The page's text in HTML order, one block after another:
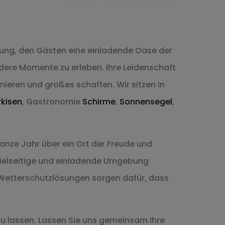
den Gästen eine einladende Oase der
Momente zu erleben. Ihre Leidenschaft
und großes schaffen. Wir sitzen in
, Gastronomie Schirme, Sonnensegel,
Jahr über ein Ort der Freude und
und einladende Umgebung
sorgen dafür, dass
lassen. Lassen Sie uns gemeinsam Ihre